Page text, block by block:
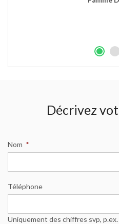
Décrivez
Nom *
Téléphone
Uniquement des chiffres svp, p.ex.